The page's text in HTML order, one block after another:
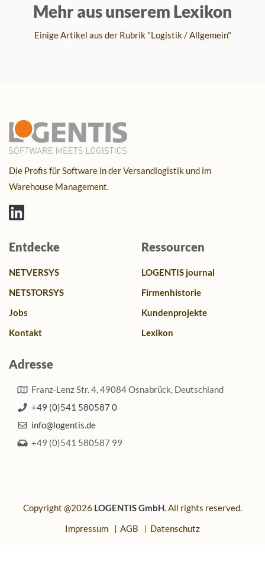
Mehr aus unserem Lexikon
Einige Artikel aus der Rubrik "Logistik / Allgemein"
Die Profis für Software in der Versandlogistik und im
Warehouse Management.
Entdecke
NETVERSYS
NETSTORSYS
Jobs
Kontakt
Ressourcen
LOGENTIS journal
Firmenhistorie
Kundenprojekte
Lexikon
Adresse
Franz-Lenz Str. 4, 49084 Osnabrück, Deutschland
+49 (0)541 580587 0
info@logentis.de
+49 (0)541 580587 99
Copyright @2026 LOGENTIS GmbH. All rights reserved.
Impressum
AGB Datenschutz